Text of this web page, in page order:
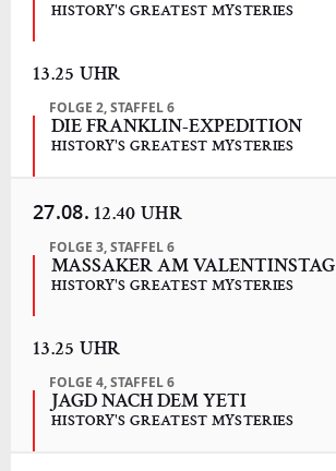
HISTORY'S GREATEST MYSTERIES
13.25 UHR
FOLGE 2, STAFFEL 6
DIE FRANKLIN-EXPEDITION
HISTORY'S GREATEST MYSTERIES
27.08. 12.40 UHR
FOLGE 3, STAFFEL 6
MASSAKER AM VALENTINSTAG
HISTORY'S GREATEST MYSTERIES
13.25 UHR
FOLGE 4, STAFFEL 6
JAGD NACH DEM YETI
HISTORY'S GREATEST MYSTERIES